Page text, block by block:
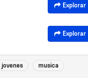
Explorar
Explorar
jovenes
musica